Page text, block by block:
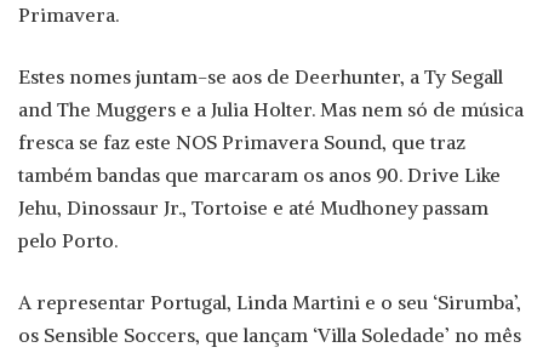
Primavera.
Estes nomes juntam-se aos de Deerhunter, a Ty Segall
and The Muggers e a Julia Holter. Mas nem só de música
fresca se faz este NOS Primavera Sound, que traz
também bandas que marcaram os anos 90. Drive Like
Jehu, Dinossaur Jr., Tortoise e até Mudhoney passam
pelo Porto.
A representar Portugal, Linda Martini e o seu ‘Sirumba’,
os Sensible Soccers, que lançam ‘Villa Soledade’ no mês